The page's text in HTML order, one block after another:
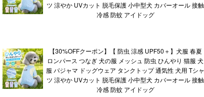
ツ 涼やか UVカット 脱毛保護 小中型犬 カバーオール 接触
冷感 防蚊 アイドッグ
【30%OFFクーポン】【 防虫 涼感 UPF50＋】犬服 春夏
ロンパース つなぎ 犬の服 メッシュ 防虫 ひんやり 猫服 犬
服 パジャマ ドッグウェア タンクトップ 通気性 犬用 Tシャ
ツ 涼やか UVカット 脱毛保護 小中型犬 カバーオール 接触
冷感 防蚊 アイドッグ